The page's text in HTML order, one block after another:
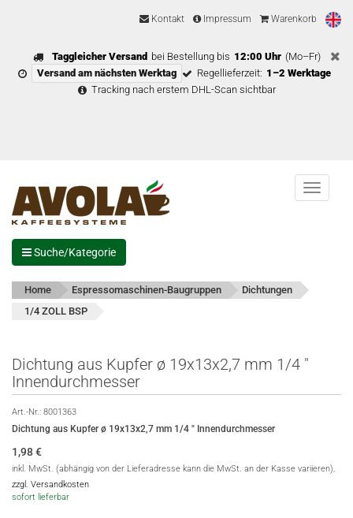
Kontakt Impressum Warenkorb
Taggleicher Versand bei Bestellung bis 12:00 Uhr (Mo–Fr)
Versand am nächsten Werktag
Regellieferzeit: 1–2 Werktage
Tracking nach erstem DHL-Scan sichtbar
Menu
Suche/Kategorie
Home Espressomaschinen-Baugruppen
Dichtungen
1/4 ZOLL BSP
Dichtung aus Kupfer ø 19x13x2,7 mm 1/4 ″
Innendurchmesser
Art.-Nr.: 8001363
Dichtung aus Kupfer ø 19x13x2,7 mm 1/4 ″ Innendurchmesser
1,98€
inkl. MwSt. (abhängig von der Lieferadresse kann die MwSt. an der Kasse variieren),
zzgl. Versandkosten
sofort lieferbar